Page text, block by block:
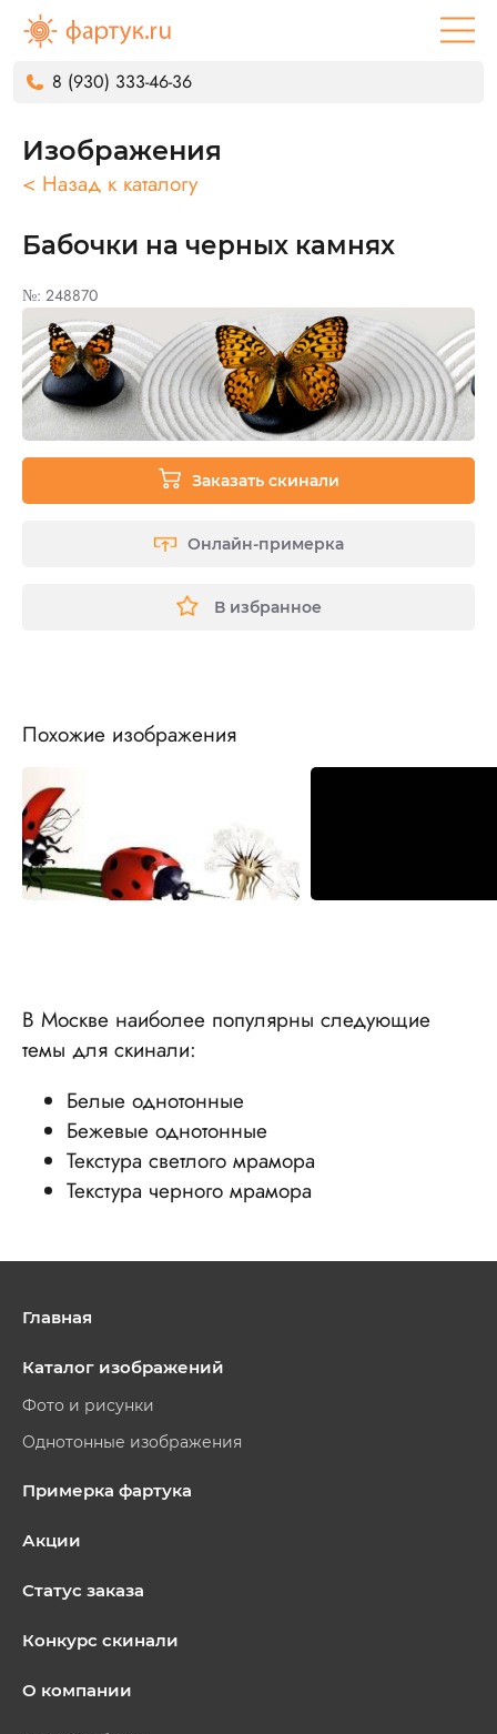
8 (930) 333-46-36
Изображения
< Назад к каталогу
Бабочки на черных камнях
№: 248870
Заказать скинали
Онлайн-примерка
В избранное
Похожие изображения
В Москве наиболее популярны следующие
темы для скинали:
Белые однотонные
Бежевые однотонные
Текстура светлого мрамора
Текстура черного мрамора
Главная
Каталог изображений
Фото и рисунки
Однотонные изображения
Примерка фартука
Акции
Статус заказа
Конкурс скинали
О компании